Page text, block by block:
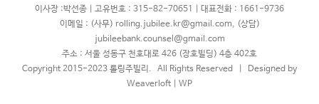
이사장 :박선종 | 고유번호 : 315-82-70651 | 대표전화 : 1661-9736
이메일 : (사무) rolling.jubilee.kr@gmail.com, (상담)
jubileebank.counsel@gmail.com
주소 : 서울 성동구 천호대로 426 (장호빌딩) 4층 402호
Copyright 2015-2023 롤링주빌리. All Rights Reserved | Designed by
Weaverloft
WP